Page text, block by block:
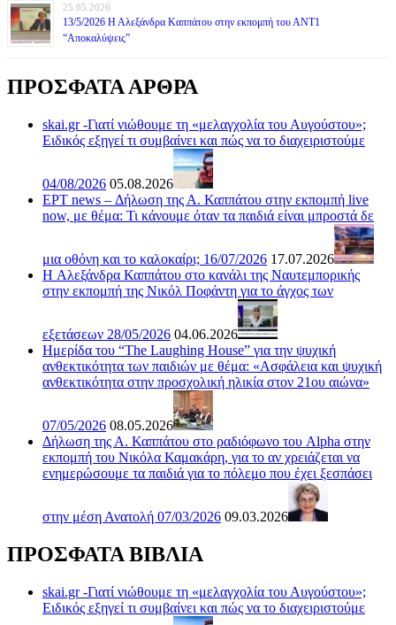
25.05.2026
13/5/2026 Η Αλεξάνδρα Καππάτου στην εκπομπή του ΑΝΤ1
“Αποκαλύψεις”
ΠΡΟΣΦΑΤΑ ΑΡΘΡΑ
skai.gr -Γιατί νιώθουμε τη «μελαγχολία του Αυγούστου»;
Ειδικός εξηγεί τι συμβαίνει και πώς να το διαχειριστούμε
04/08/2026 05.08.2026
ΕΡΤ news – Δήλωση της Α. Καππάτου στην εκπομπή live
now, με θέμα: Τι κάνουμε όταν τα παιδιά είναι μπροστά δε
μια οθόνη και το καλοκαίρι; 16/07/2026 17.07.2026
H Αλεξάνδρα Καππάτου στο κανάλι της Ναυτεμπορικής
στην εκπομπή της Νικόλ Ποφάντη για το άγχος των
εξετάσεων 28/05/2026 04.06.2026
Ημερίδα του “The Laughing House” για την ψυχική
ανθεκτικότητα των παιδιών με θέμα: «Ασφάλεια και ψυχική
ανθεκτικότητα στην προσχολική ηλικία στον 21ου αιώνα»
07/05/2026 08.05.2026
Δήλωση της Α. Καππάτου στο ραδιόφωνο του Alpha στην
εκπομπή του Νικόλα Καμακάρη, για το αν χρειάζεται να
ενημερώσουμε τα παιδιά για το πόλεμο που έχει ξεσπάσει
στην μέση Ανατολή 07/03/2026 09.03.2026
ΠΡΟΣΦΑΤΑ ΒΙΒΛΙΑ
skai.gr -Γιατί νιώθουμε τη «μελαγχολία του Αυγούστου»;
Ειδικός εξηγεί τι συμβαίνει και πώς να το διαχειριστούμε